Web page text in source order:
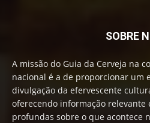
SOBRE
A missão do Guia da Cerveja na
nacional é a de proporcionar um
divulgação da efervescente
oferecendo informação relevante
profundas sobre o que acontece